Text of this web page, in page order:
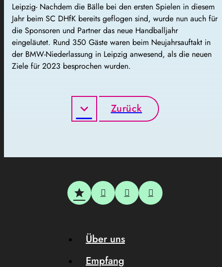
Leipzig- Nachdem die Bälle bei den ersten Spielen in diesem
Jahr beim SC DHfK bereits geflogen sind, wurde nun auch für
die Sponsoren und Partner das neue Handballjahr
eingeläutet. Rund 350 Gäste waren beim Neujahrsauftakt in
der BMW-Niederlassung in Leipzig anwesend, als die neuen
Ziele für 2023 besprochen wurden.
Zurück
Über uns
Empfang